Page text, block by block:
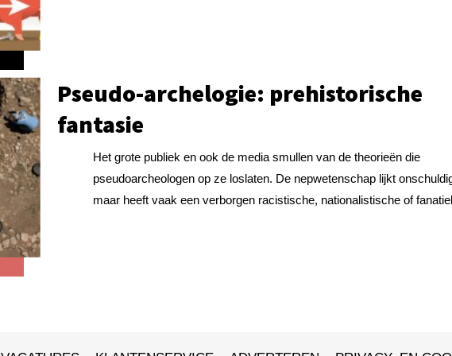
Pseudo-archelogie: prehistorische
fantasie
Het grote publiek en ook de media smullen van de theorieën die
pseudoarcheologen op ze loslaten. De nepwetenschap lijkt
maar heeft vaak een verborgen racistische, nationalistische of